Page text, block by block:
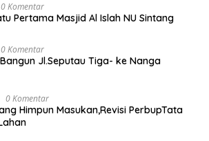
0 Komentar
Pertama Masjid Al Islah NU Sintang
0 Komentar
Jl.Seputau Tiga- ke Nanga
0 Komentar
Himpun Masukan,Revisi PerbupTata